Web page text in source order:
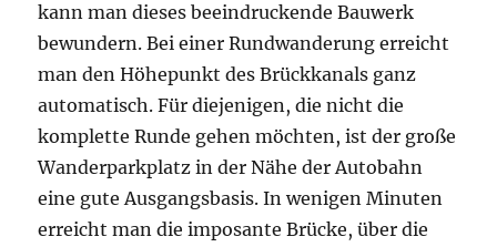
kann man dieses beeindruckende Bauwerk
bewundern. Bei einer Rundwanderung erreicht
man den Höhepunkt des Brückkanals ganz
automatisch. Für diejenigen, die nicht die
komplette Runde gehen möchten, ist der große
Wanderparkplatz in der Nähe der Autobahn
eine gute Ausgangsbasis. In wenigen Minuten
erreicht man die imposante Brücke, über die